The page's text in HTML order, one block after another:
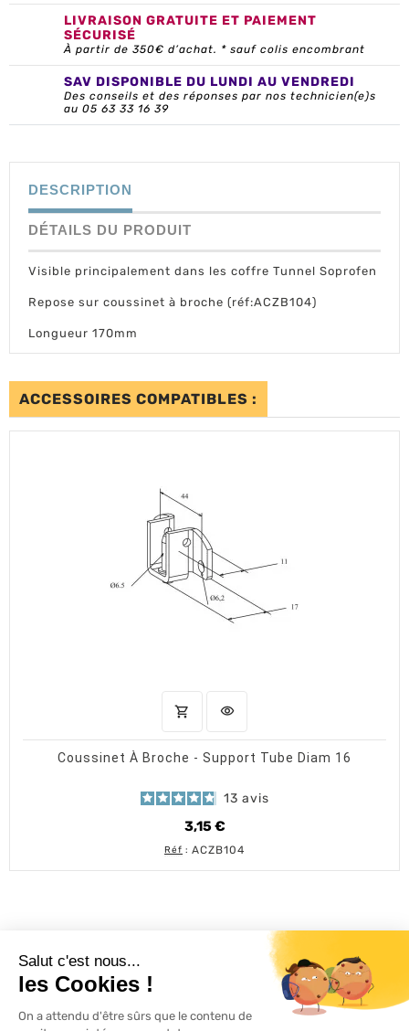
LIVRAISON GRATUITE ET PAIEMENT
SÉCURISÉ
À partir de 350€ d’achat. * sauf colis encombrant
SAV DISPONIBLE DU LUNDI AU VENDREDI
Des conseils et des réponses par nos technicien(e)s
au 05 63 33 16 39
DESCRIPTION
DÉTAILS DU PRODUIT
Visible principalement dans les coffre Tunnel Soprofen
Repose sur coussinet à broche (réf:ACZB104)
Longueur 170mm
ACCESSOIRES COMPATIBLES :
shopping_cart AJOUTER AU PANIER
visibility
Coussinet À Broche - Support Tube Diam 16
13 avis
3,15 €
Prix
Réf : ACZB104
L'ACTU 100% VOLET ROULANT
